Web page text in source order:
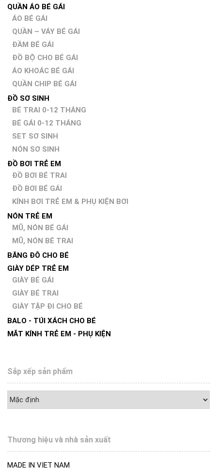
QUẦN ÁO BÉ GÁI
ÁO BÉ GÁI
QUẦN – VÁY BÉ GÁI
ĐẦM BÉ GÁI
ĐỒ BỘ CHO BÉ GÁI
ÁO KHOÁC BÉ GÁI
QUẦN CHIP BÉ GÁI
ĐỒ SƠ SINH
BÉ TRAI 0-12 THÁNG
BÉ GÁI 0-12 THÁNG
SET SƠ SINH
NÓN SƠ SINH
ĐỒ BƠI TRẺ EM
ĐỒ BƠI BÉ TRAI
ĐỒ BƠI BÉ GÁI
KÍNH BƠI TRẺ EM & PHỤ KIỆN BƠI
NÓN TRẺ EM
MŨ, NÓN BÉ GÁI
MŨ, NÓN BÉ TRAI
BĂNG ĐÔ CHO BÉ
GIÀY DÉP TRẺ EM
GIÀY BÉ GÁI
GIÀY BÉ TRAI
GIÀY TẬP ĐI CHO BÉ
BALO - TÚI XÁCH CHO BÉ
MẮT KÍNH TRẺ EM - PHỤ KIỆN
Sắp xếp sản phẩm
Thương hiệu và nhà sản xuất
MADE IN VIET NAM